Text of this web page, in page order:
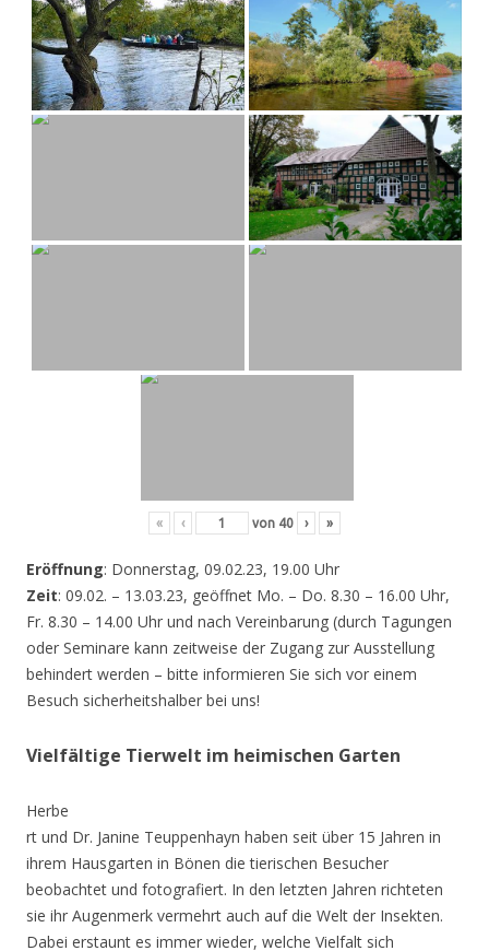
« ‹ von 40 › »
Eröffnung: Donnerstag, 09.02.23, 19.00 Uhr
Zeit: 09.02. – 13.03.23, geöffnet Mo. – Do. 8.30 – 16.00 Uhr,
Fr. 8.30 – 14.00 Uhr und nach Vereinbarung (durch Tagungen
oder Seminare kann zeitweise der Zugang zur Ausstellung
behindert werden – bitte informieren Sie sich vor einem
Besuch sicherheitshalber bei uns!
Vielfältige Tierwelt im heimischen Garten
Herbe
rt und Dr. Janine Teuppenhayn haben seit über 15 Jahren in
ihrem Hausgarten in Bönen die tierischen Besucher
beobachtet und fotografiert. In den letzten Jahren richteten
sie ihr Augenmerk vermehrt auch auf die Welt der Insekten.
Dabei erstaunt es immer wieder, welche Vielfalt sich